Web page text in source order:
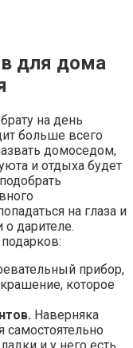
для дома
на день
больше всего
домоседом,
и отдыха будет
на глаза и
дарителе.
прибор,
которое
Наверняка
самостоятельно